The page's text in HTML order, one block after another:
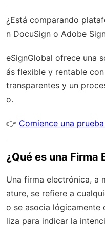
¿Está comparando
n DocuSign o Adobe
eSignGlobal ofrece una
ás flexible y rentable con
transparentes y un
o.
👉 Comience una
¿Qué es una Firma
Una firma electrónica, a
ature, se refiere a
o se asocia lógicamente
liza para indicar la